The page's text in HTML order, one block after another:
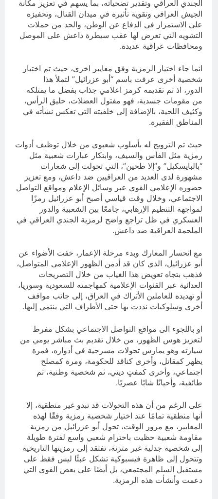
الجندي العراقي وتقدير تضحياته، بما يسهم في تعزيز مكانة
الجيش العراقي وتقوية تأثيره في ميدان القتال، وتحفيزه
على الاستمرار في الدفاع عن الوطن، والحد من حملات
التشويه التي تعرض لها عقب سيطرة داعش على الموصل
ومحافظات عراقية عديدة.
انما جاء اختيار الرمزية وفق معايير اخرى، حيث تم اختيار
شخصية أخرى عرفت باسم “أبو عزرائيل” لتملأ هذا
الدور، اذ تم تقديمه كرمز اعلامي جذاب بفضل ما يمتلكه
من مقومات جسدية، فهو مفتول العضلات، حليق الرأس،
وكثيف اللحية، بالإضافة إلى خلفيته التي تعكس نشأته في
المناطق الفقيرة.
حيث تم الترويج له بأسلوب شعبوي من خلال توظيف أدوات
رمزية مثل الفأس والسيف، وابتكار عبارات شعبية مثل
“بالبايسكيل” و”إلا طحين”، التي تحولت إلى شعارات
مشهورة لدى العديد من العراقيين ضد داعش، ومع تعزيز
حضوره الإعلامي القوي عبر وسائل الإعلام ومواقع التواصل
الاجتماعي، وخلال وقت قياسي أصبح أبو عزرائيل رمزًا
لمواجهة التنظيم الإرهابي، جامعًا بين الشعبية والدور
العسكري في ظل تراجع واضح لرمزية الجندي العراقي في
الملحمة العراقية ضد داعش.
مع انحسار المعارك وبدء مرحلة الإعمار، خفت الأضواء عن
أبو عزرائيل، الذي كان قد أدمن الظهور الإعلامي المتواصل،
فذهب بتجاه تعويض هذا الغياب من خلال التصريحات
العدائية عبر القنوات الإعلامية كمهاجمته للسعودية وسوريا،
أو تهديده للعاملين الأتراك في العراق، إلى جانب مواقف
أخرى وسلوكيات نددت بها حتى الأطراف التي ينتمي إليها.
او باللجوء الى مواقع التواصل الاجتماعي بشكل مفرط
لتعزيز هوس الظهور، من خلال تقديم بث مباشر يومي من
سيارته وهو يمارس تحولات مسرحية في أدواره، فمرة
يظهر كمقاتل، وأخرى كناقد للحكومة، ومرة كمصلح
اجتماعي، وأخرى كمفتٍ ديني، ثم شخصية وطنية، ثم
طائفية، وأحيانًا شابًا عصريًا.
على الرغم من أن هذه التحولات قد تبدو غير منطقية، إلا
أنها منطقية تمامًا عند اختيار شخصية رمزية وفقًا لهذه
المعايير، مع مرور الوقت، تحول أبو عزرائيل من رمزية
مقاومة شعبية حظيت باحترام شعبي واسع لفترة طويلة
إلى شخصية جدلية غير متزنة، تفتقد إلى رمزيتها التاريخية
وتتحول إلى ظاهرة فيسبوكية تشكل عبئًا ليس فقط على
مستقبل السلم المجتمعي، بل أيضًا على بعض القوى التي
دعمت وأنشأت هذه الرمزية.